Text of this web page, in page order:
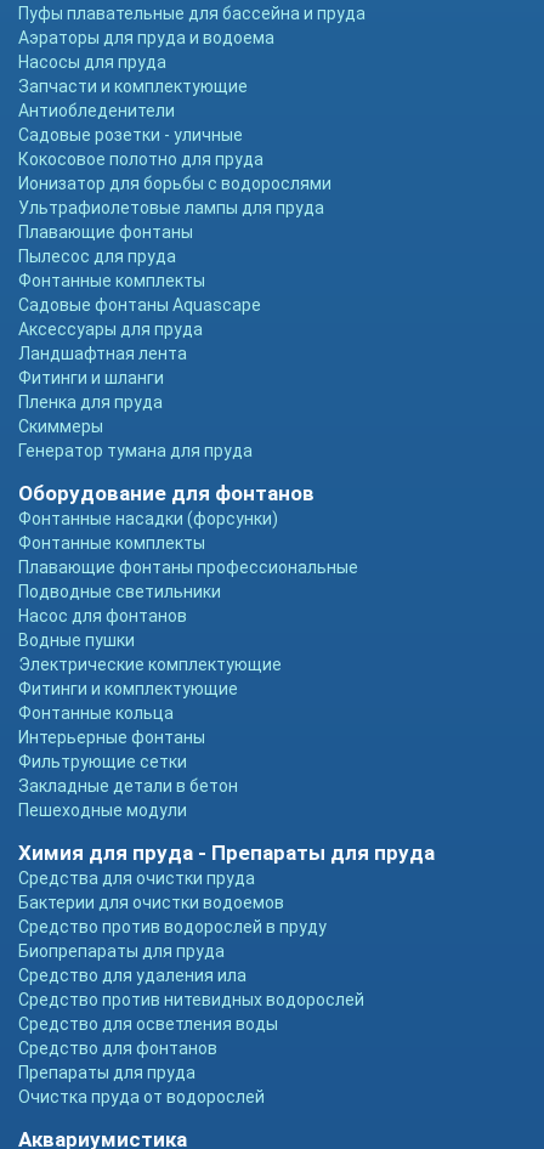
Пуфы плавательные для бассейна и пруда
Аэраторы для пруда и водоема
Насосы для пруда
Запчасти и комплектующие
Антиобледенители
Садовые розетки - уличные
Кокосовое полотно для пруда
Ионизатор для борьбы с водорослями
Ультрафиолетовые лампы для пруда
Плавающие фонтаны
Пылесос для пруда
Фонтанные комплекты
Садовые фонтаны Aquascape
Аксессуары для пруда
Ландшафтная лента
Фитинги и шланги
Пленка для пруда
Скиммеры
Генератор тумана для пруда
Оборудование для фонтанов
Фонтанные насадки (форсунки)
Фонтанные комплекты
Плавающие фонтаны профессиональные
Подводные светильники
Насос для фонтанов
Водные пушки
Электрические комплектующие
Фитинги и комплектующие
Фонтанные кольца
Интерьерные фонтаны
Фильтрующие сетки
Закладные детали в бетон
Пешеходные модули
Химия для пруда - Препараты для пруда
Средства для очистки пруда
Бактерии для очистки водоемов
Средство против водорослей в пруду
Биопрепараты для пруда
Средство для удаления ила
Средство против нитевидных водорослей
Средство для осветления воды
Средство для фонтанов
Препараты для пруда
Очистка пруда от водорослей
Аквариумистика